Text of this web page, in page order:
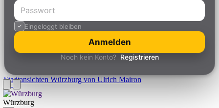
Eingeloggt bleiben
Anmelden
Noch kein Konto? Registrieren
StadtansichtenWürzburg von Ulrich Mairon
Würzburg